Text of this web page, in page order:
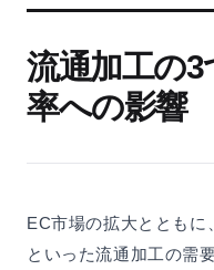
流通加工の
率への影響
EC市場の拡大とともに
といった流通加工の需